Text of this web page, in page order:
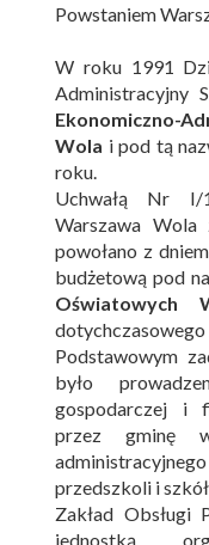
Powstaniem
W roku 1991
Administracyjny
Ekonomiczno-
Wola i pod tą
roku.
Uchwałą Nr I/
Warszawa
powołano z
budżetową pod
Oświatowych
dotychczasowego
Podstawowym
było
gospodarczej i
przez gminę
przedszkoli i
Zakład Obsługi
jednostką